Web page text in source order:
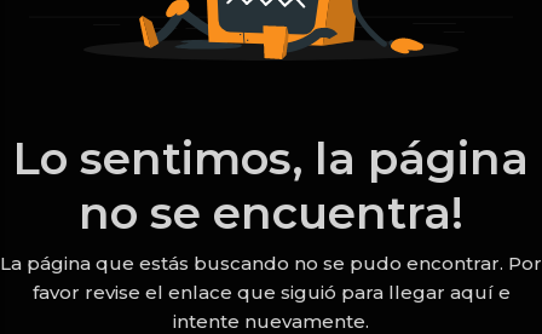
Lo sentimos, la página
no se encuentra!
La página que estás buscando no se pudo encontrar. Por
favor revise el enlace que siguió para llegar aquí e
intente nuevamente.